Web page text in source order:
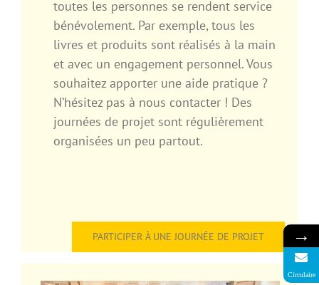
toutes les personnes se rendent service
bénévolement. Par exemple, tous les
livres et produits sont réalisés à la main
et avec un engagement personnel. Vous
souhaitez apporter une aide pratique ?
N’hésitez pas à nous contacter ! Des
journées de projet sont régulièrement
organisées un peu partout.
PARTICIPER À UNE JOURNÉE DE PROJET →
Circulaire